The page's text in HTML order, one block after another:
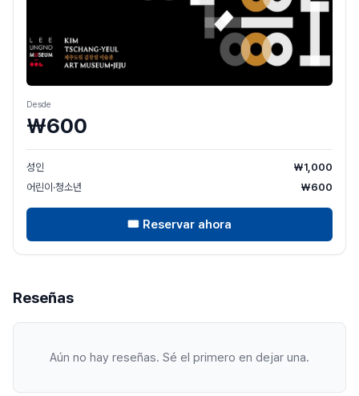
Desde
₩600
성인
₩1,000
어린이·청소년
₩600
🎟 Reservar ahora
Reseñas
Aún no hay reseñas. Sé el primero en dejar una.